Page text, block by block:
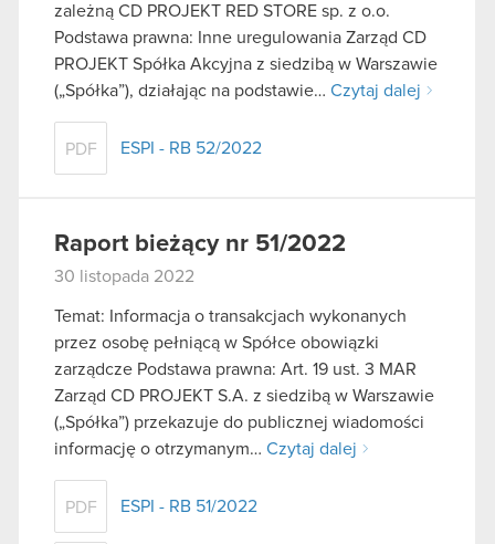
zależną CD PROJEKT RED STORE sp. z o.o.
Podstawa prawna: Inne uregulowania Zarząd CD
PROJEKT Spółka Akcyjna z siedzibą w Warszawie
(„Spółka”), działając na podstawie… Czytaj dalej
PDF ESPI - RB 52/2022
Raport bieżący nr 51/2022
30 listopada 2022
Temat: Informacja o transakcjach wykonanych
przez osobę pełniącą w Spółce obowiązki
zarządcze Podstawa prawna: Art. 19 ust. 3 MAR
Zarząd CD PROJEKT S.A. z siedzibą w Warszawie
(„Spółka”) przekazuje do publicznej wiadomości
informację o otrzymanym… Czytaj dalej
PDF ESPI - RB 51/2022